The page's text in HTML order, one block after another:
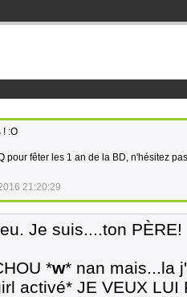
! :O
pour fêter les 1 an de la BD, n'hésitez
21:20:29
Je suis....ton PÈRE!
*w* nan mais...la
activé* JE VEUX LUI